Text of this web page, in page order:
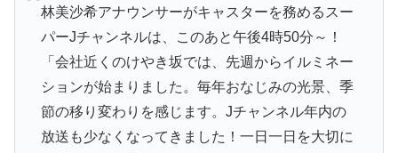
林美沙希アナウンサーがキャスターを務めるスー
パーJチャンネルは、このあと午後4時50分～！
「会社近くのけやき坂では、先週からイルミネー
ションが始まりました。毎年おなじみの光景、季
節の移り変わりを感じます。Jチャンネル年内の
放送も少なくなってきました！一日一日を大切に